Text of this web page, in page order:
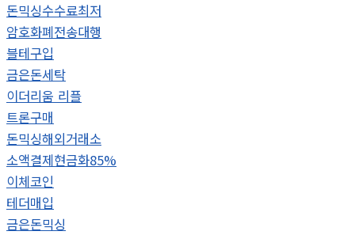
돈믹싱수수료최저
암호화폐전송대행
블테구입
금은돈세탁
이더리움 리플
트론구매
돈믹싱해외거래소
소액결제현금화85%
이체코인
테더매입
금은돈믹싱